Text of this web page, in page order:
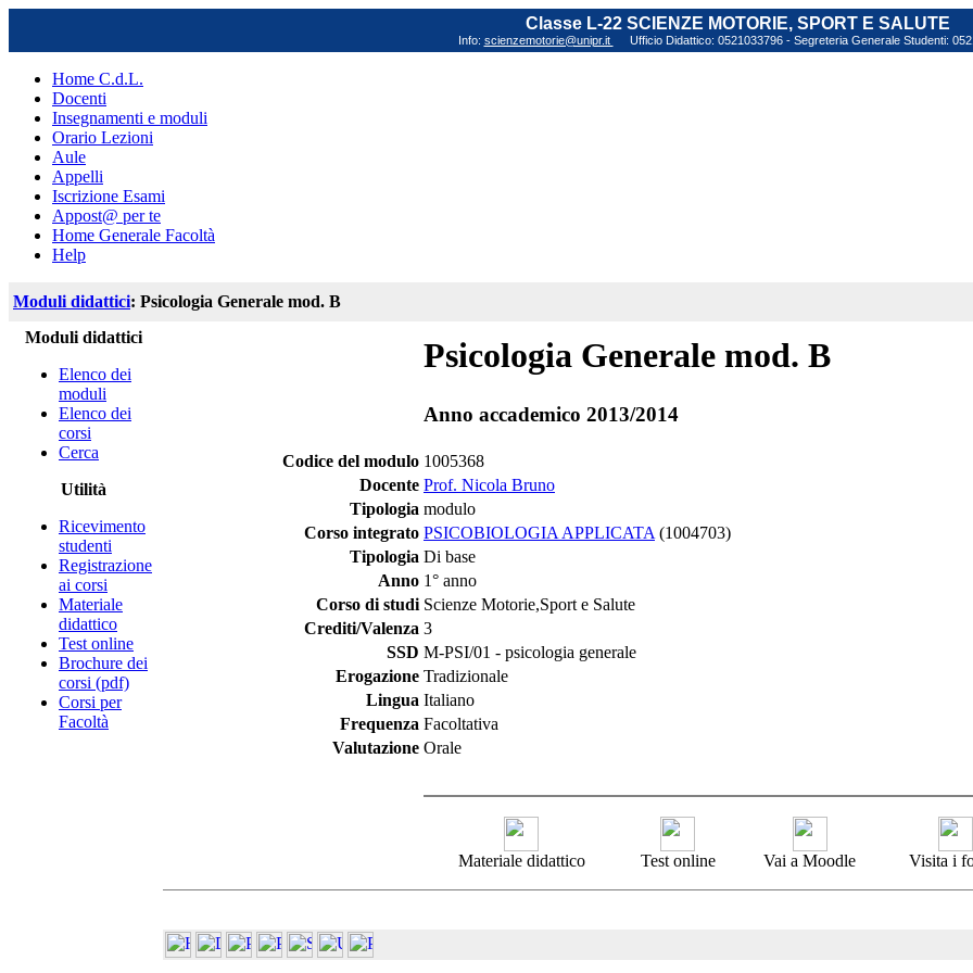
Classe L-22 SCIENZE MOTORIE, SPORT E SALUTE
Info: scienzemotorie@unipr.it Ufficio Didattico: 0521033796 - Segreteria Generale Studenti:
Home C.d.L.
Docenti
Insegnamenti e moduli
Orario Lezioni
Aule
Appelli
Iscrizione Esami
Appost@ per te
Home Generale Facoltà
Help
Moduli didattici: Psicologia Generale mod. B
Moduli didattici
Elenco dei
moduli
Elenco dei
corsi
Cerca
Utilità
Ricevimento
studenti
Registrazione
ai corsi
Materiale
didattico
Test online
Brochure dei
corsi (pdf)
Corsi per
Facoltà
Psicologia Generale mod. B
Anno accademico 2013/2014
Codice del modulo 1005368
Docente Prof. Nicola Bruno
Tipologia modulo
Corso integrato PSICOBIOLOGIA APPLICATA (1004703)
Tipologia Di base
Anno 1° anno
Corso di studi Scienze Motorie,Sport e Salute
Crediti/Valenza 3
SSD M-PSI/01 - psicologia generale
Erogazione Tradizionale
Lingua Italiano
Frequenza Facoltativa
Valutazione Orale
Materiale didattico Test online Vai a Moodle Visita i